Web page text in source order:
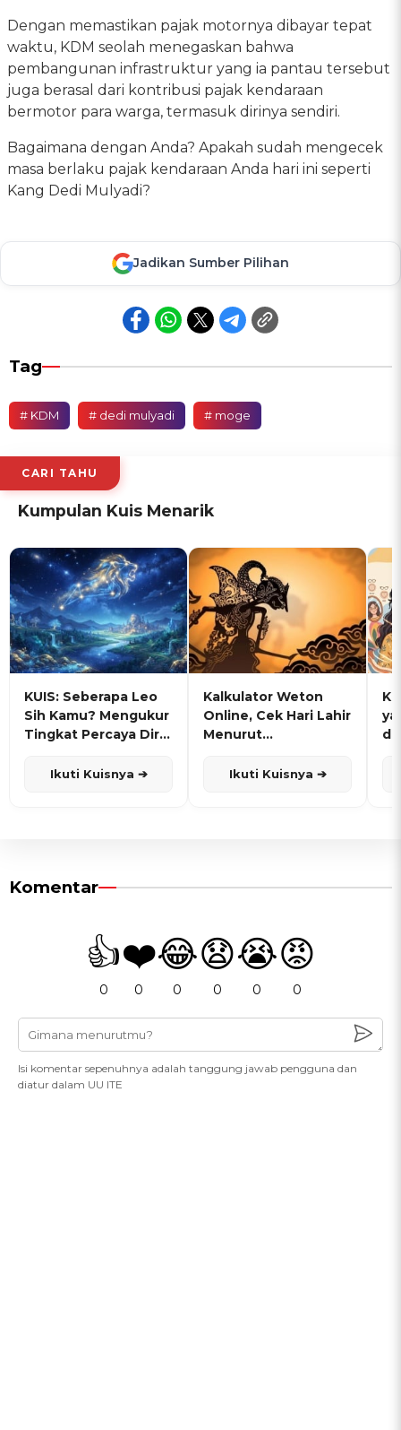
Dengan memastikan pajak motornya dibayar tepat
waktu, KDM seolah menegaskan bahwa
pembangunan infrastruktur yang ia pantau tersebut
juga berasal dari kontribusi pajak kendaraan
bermotor para warga, termasuk dirinya sendiri.
Bagaimana dengan Anda? Apakah sudah mengecek
masa berlaku pajak kendaraan Anda hari ini seperti
Kang Dedi Mulyadi?
Jadikan Sumber Pilihan
Tag
# KDM # dedi mulyadi # moge
CARI TAHU
Kumpulan Kuis Menarik
KUIS: Seberapa Leo
Sih Kamu? Mengukur
Tingkat Percaya Diri
Ikuti Kuisnya ➔
Kalkulator Weton
Online, Cek Hari Lahir
Menurut
Ikuti Kuisnya ➔
Komentar
👍
0
❤️
0
😂
0
😧
0
😭
0
😡
0
Isi komentar sepenuhnya adalah tanggung jawab pengguna dan
diatur dalam UU ITE